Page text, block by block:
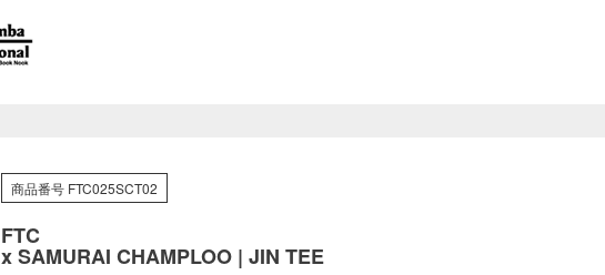
商品番号 FTC025SCT02
FTC
x SAMURAI CHAMPLOO | JIN TEE